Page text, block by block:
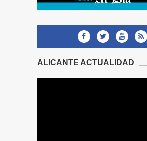
ALICANTE ACTUALIDAD